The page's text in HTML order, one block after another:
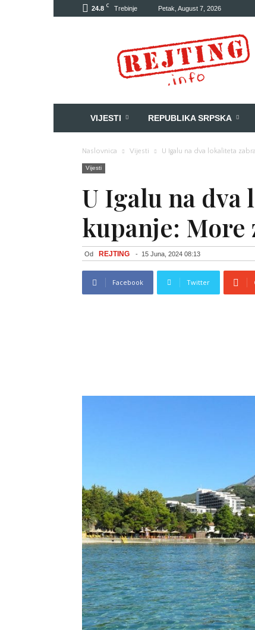
24.8 C Trebinje Petak, August 7, 2026
VIJESTI REPUBLIKA SRPSKA
Naslovnica Vijesti U Igalu na dva lokaliteta
Vijesti
U Igalu na
kupanje: More
Od REJTING - 15 Juna, 2024 08:13
Facebook Twitter